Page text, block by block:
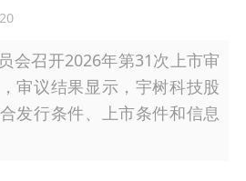
会召开2026年第31次上市审
审议结果显示，宇树科技股
发行条件、上市条件和信息